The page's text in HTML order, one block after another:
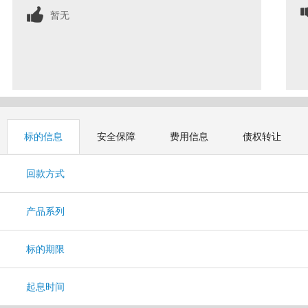
暂无
标的信息 安全保障 费用信息 债权转让
回款方式
产品系列
标的期限
起息时间